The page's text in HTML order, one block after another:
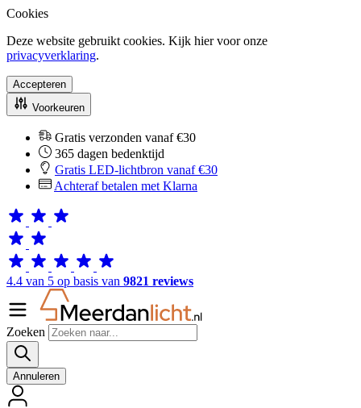
Cookies
Deze website gebruikt cookies. Kijk hier voor onze
privacyverklaring.
Accepteren
Voorkeuren
Gratis verzonden vanaf €30
365 dagen bedenktijd
Gratis LED-lichtbron vanaf €30
Achteraf betalen met Klarna
4.4 van 5 op basis van 9821 reviews
Zoeken
Annuleren